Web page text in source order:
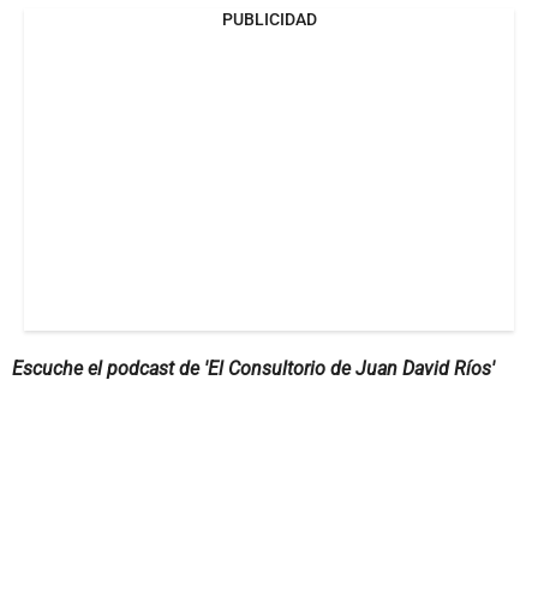
PUBLICIDAD
Escuche el podcast de 'El Consultorio de Juan David Ríos'